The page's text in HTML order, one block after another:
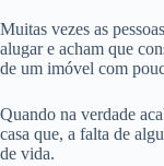
Muitas vezes as
alugar e acham que
de um imóvel com
Quando na verdade
casa que, a falta de
de vida.